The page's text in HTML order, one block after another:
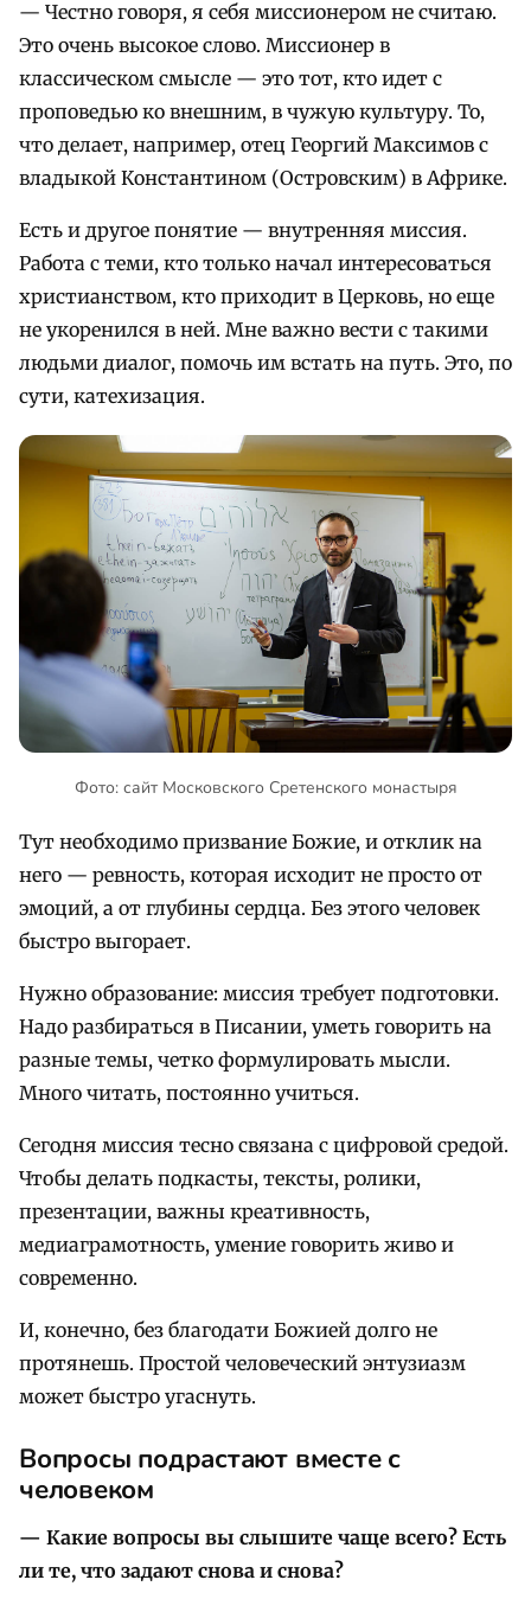
— Честно говоря, я себя миссионером не считаю.
Это очень высокое слово. Миссионер в
классическом смысле — это тот, кто идет с
проповедью ко внешним, в чужую культуру. То,
что делает, например, отец Георгий Максимов с
владыкой Константином (Островским) в Африке.
Есть и другое понятие — внутренняя миссия.
Работа с теми, кто только начал интересоваться
христианством, кто приходит в Церковь, но еще
не укоренился в ней. Мне важно вести с такими
людьми диалог, помочь им встать на путь. Это, по
сути, катехизация.
Фото: сайт Московского Сретенского монастыря
Тут необходимо призвание Божие, и отклик на
него — ревность, которая исходит не просто от
эмоций, а от глубины сердца. Без этого человек
быстро выгорает.
Нужно образование: миссия требует подготовки.
Надо разбираться в Писании, уметь говорить на
разные темы, четко формулировать мысли.
Много читать, постоянно учиться.
Сегодня миссия тесно связана с цифровой средой.
Чтобы делать подкасты, тексты, ролики,
презентации, важны креативность,
медиаграмотность, умение говорить живо и
современно.
И, конечно, без благодати Божией долго не
протянешь. Простой человеческий энтузиазм
может быстро угаснуть.
Вопросы подрастают вместе с
человеком
— Какие вопросы вы слышите чаще всего? Есть
ли те, что задают снова и снова?